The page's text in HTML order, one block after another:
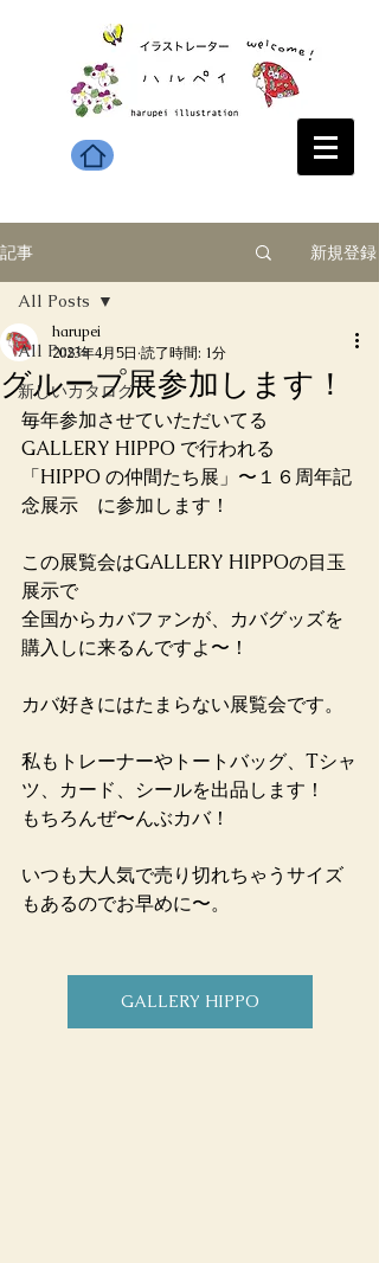
記事 新規登録
All Posts
新しいカタログ
All Posts
グループ展参加します！
harupei
2023年4月5日 読了時間: 1分
毎年参加させていただいてる
GALLERY HIPPO で行われる
「HIPPO の仲間たち展」〜１６周年記
念展示　に参加します！
この展覧会はGALLERY HIPPOの目玉
展示で
全国からカバファンが、カバグッズを
購入しに来るんですよ〜！
カバ好きにはたまらない展覧会です。
私もトレーナーやトートバッグ、Tシャ
ツ、カード、シールを出品します！
もちろんぜ〜んぶカバ！
いつも大人気で売り切れちゃうサイズ
もあるのでお早めに〜。
GALLERY HIPPO